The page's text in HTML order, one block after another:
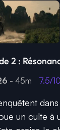
2 :
- 45m 7.5/
un culte à